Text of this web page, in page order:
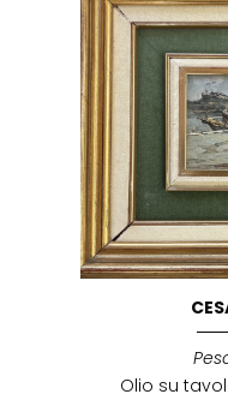
Olio su